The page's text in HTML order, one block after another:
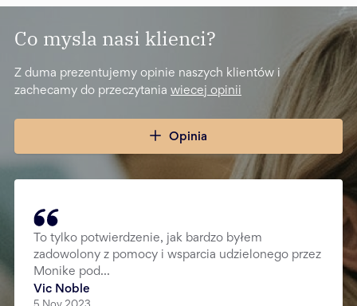
Co mysla nasi klienci?
Z duma prezentujemy opinie naszych klientów i
zachecamy do przeczytania wiecej opinii
Opinia
To tylko potwierdzenie, jak bardzo byłem
zadowolony z pomocy i wsparcia udzielonego przez
Monike pod...
Vic Noble